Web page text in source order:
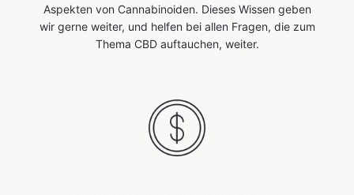
Aspekten von Cannabinoiden. Dieses Wissen geben
wir gerne weiter, und helfen bei allen Fragen, die zum
Thema CBD auftauchen, weiter.